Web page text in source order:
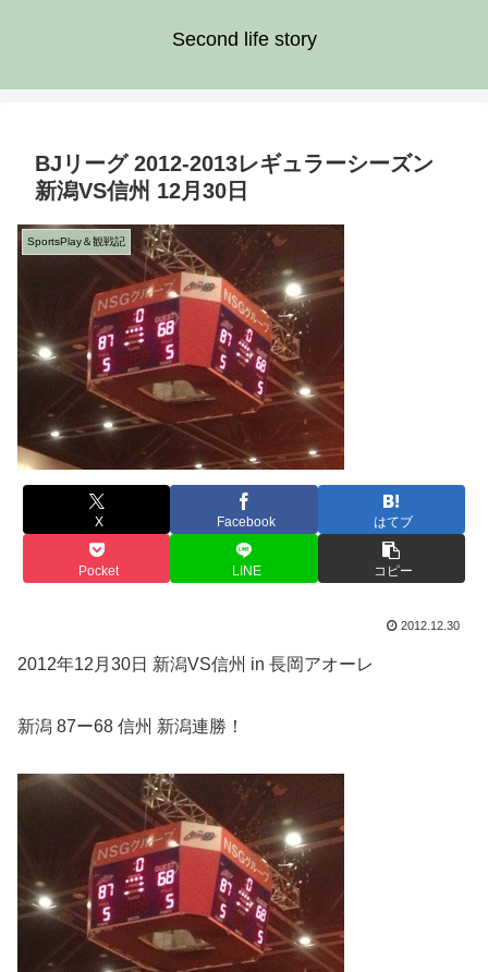
Second life story
BJリーグ 2012-2013レギュラーシーズン
新潟VS信州 12月30日
SportsPlay＆観戦記
X Facebook はてブ
Pocket LINE コピー
2012.12.30
2012年12月30日 新潟VS信州 in 長岡アオーレ
新潟 87ー68 信州 新潟連勝！